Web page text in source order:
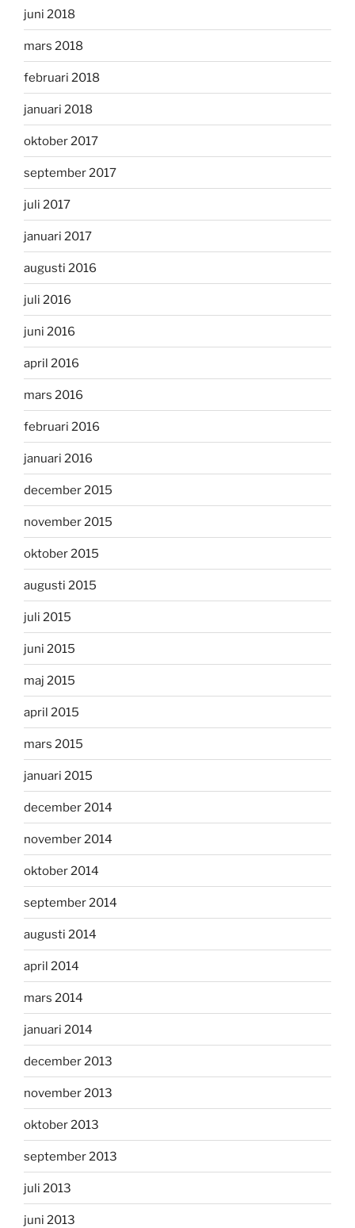
juni 2018
mars 2018
februari 2018
januari 2018
oktober 2017
september 2017
juli 2017
januari 2017
augusti 2016
juli 2016
juni 2016
april 2016
mars 2016
februari 2016
januari 2016
december 2015
november 2015
oktober 2015
augusti 2015
juli 2015
juni 2015
maj 2015
april 2015
mars 2015
januari 2015
december 2014
november 2014
oktober 2014
september 2014
augusti 2014
april 2014
mars 2014
januari 2014
december 2013
november 2013
oktober 2013
september 2013
juli 2013
juni 2013